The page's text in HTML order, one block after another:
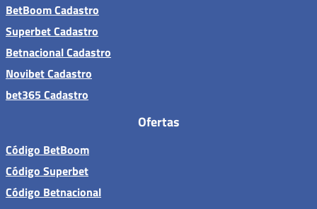
BetBoom Cadastro
Superbet Cadastro
Betnacional Cadastro
Novibet Cadastro
bet365 Cadastro
Ofertas
Código BetBoom
Código Superbet
Código Betnacional